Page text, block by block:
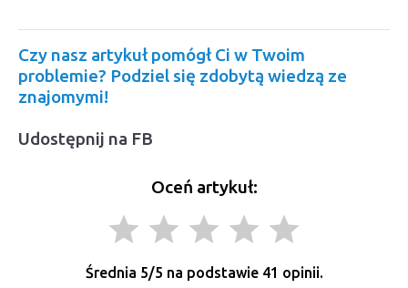
Czy nasz artykuł pomógł Ci w Twoim
problemie? Podziel się zdobytą wiedzą ze
znajomymi!
Udostępnij na FB
Oceń artykuł:
grade grade grade grade grade
Średnia 5/5 na podstawie 41 opinii.